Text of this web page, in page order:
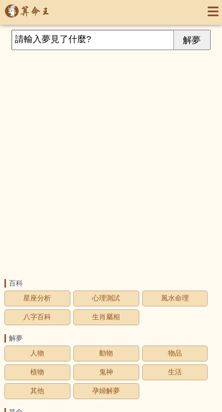
百科
星座分析
心理測試 風水命理
八字百科 生肖屬相
解夢
人物
動物 物品
植物 鬼神 生活
其他 孕婦解夢